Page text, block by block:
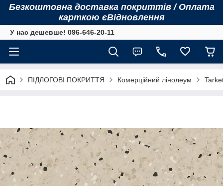
Безкоштовна доставка покриттів / Оплата
карткою єВідновлення
У нас дешевше! 096-646-20-11
ПІДЛОГОВІ ПОКРИТТЯ Комерційний лінолеум